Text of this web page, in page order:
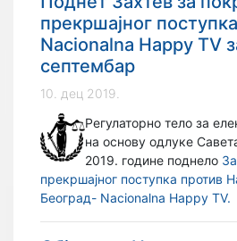
прекршајног
Nacionalna Happy TV
септембар
10. дец 2019.
Регулаторно тело за
на основу одлуке
2019. године поднело
прекршајног поступка против
Београд- Nacionalna Happy TV.